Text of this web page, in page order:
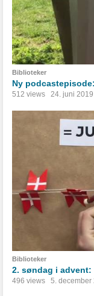
Biblioteker
Ny
512 views 24. juni 2019
Biblioteker
2. søndag i
496 views 5. december